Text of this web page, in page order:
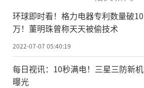
环球即时看！格力电器专利数量破10
万！董明珠曾称天天被偷技术
2022-07-07 05:40:19
每日视讯：10秒满电！三星三防新机
曝光